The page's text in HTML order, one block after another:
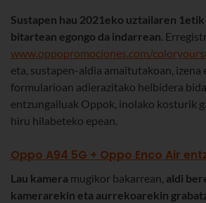
Sustapen hau 2021eko uztailaren
bitartean egongo da indarrean.
www.oppopromociones.com/
eta, sustapen-aldia amaitutakoan, izena
formularioan adierazitako helbidera
entzungailuak Oppok, inolako kosturik
hiru hilabeteko epean.
Oppo A94 5G + Oppo Enco Air
Lau kamera mugikor bakarrean, aldi
kamerarekin eta aurrekoarekin